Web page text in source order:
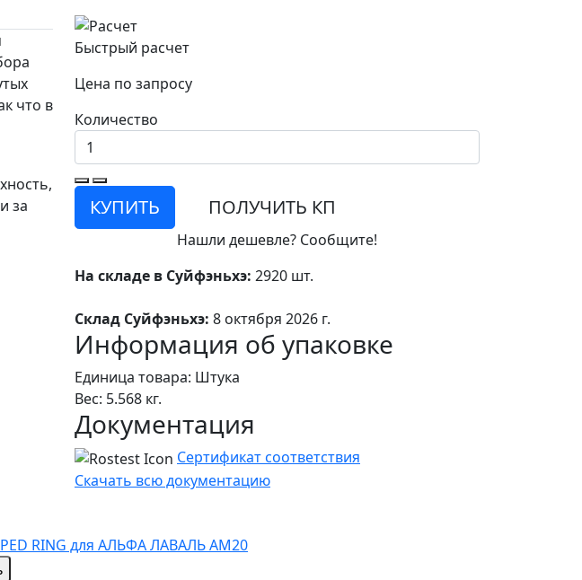
что в
за
Быстрый расчет
Цена по запросу
Количество
КУПИТЬ ПОЛУЧИТЬ КП
Нашли дешевле? Сообщите!
На складе в Суйфэньхэ: 2920 шт.
Склад Суйфэньхэ: 8 октября 2026 г.
Информация об упаковке
Единица товара: Штука
Вес: 5.568 кг.
Документация
Сертификат соответствия
Скачать всю документацию